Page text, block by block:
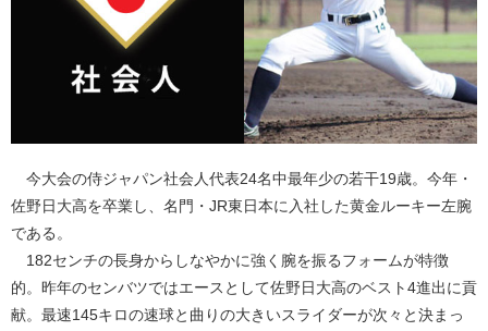
今大会の侍ジャパン社会人代表24名中最年少の若干19歳。今年・
佐野日大高を卒業し、名門・JR東日本に入社した黄金ルーキー左腕
である。
182センチの長身からしなやかに強く腕を振るフォームが特徴
的。昨年のセンバツではエースとして佐野日大高のベスト4進出に貢
献。最速145キロの速球と曲りの大きいスライダーが次々と決まっ